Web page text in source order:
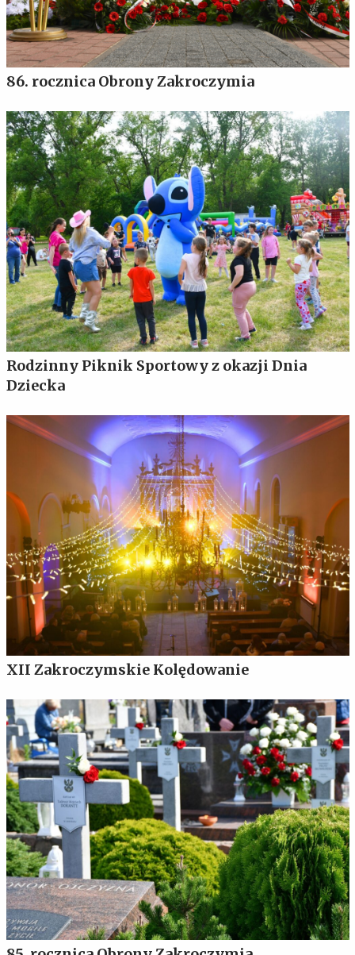
86. rocznica Obrony Zakroczymia
Rodzinny Piknik Sportowy z okazji Dnia
Dziecka
XII Zakroczymskie Kolędowanie